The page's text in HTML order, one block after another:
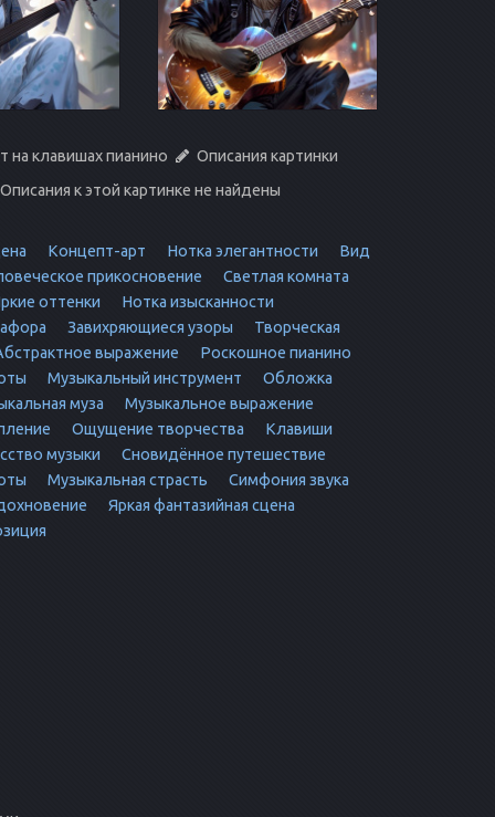
на клавишах пианино
Описания картинки
к этой картинке не найдены
Концепт-арт Нотка элегантности
Вид
прикосновение
Светлая комната
оттенки
Нотка изысканности
Завихряющиеся узоры
Творческая
выражение
Роскошное пианино
Музыкальный инструмент
Обложка
муза
Музыкальное выражение
Ощущение творчества
Клавиши
музыки
Сновидённое путешествие
Музыкальная страсть
Симфония звука
Яркая фантазийная сцена